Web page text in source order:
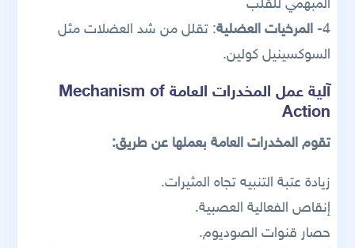
المبهمي للقلب
4- المرخيات العضلية: تقلل من شد العضلات مثل
السوكسينيل كولين.
آلية عمل المخدرات العامة Mechanism of
Action
تقوم المخدرات العامة بعملها عن طريق:
زيادة عتبة التنبيه تجاه المثيرات.
إنقاص الفعالية العصبية.
حصار قنوات الصوديوم.